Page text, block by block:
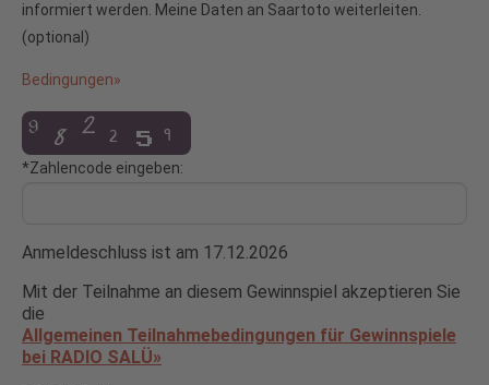
informiert werden. Meine Daten an Saartoto weiterleiten.
(optional)
Bedingungen»
*Zahlencode eingeben:
Anmeldeschluss ist am 17.12.2026
Mit der Teilnahme an diesem Gewinnspiel akzeptieren Sie
die
Allgemeinen Teilnahmebedingungen für Gewinnspiele
bei RADIO SALÜ»